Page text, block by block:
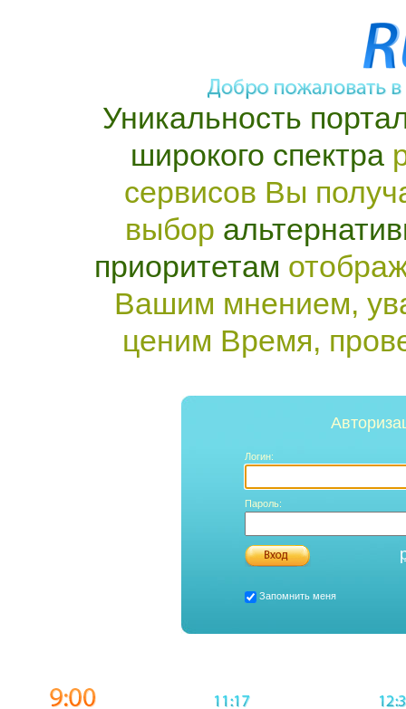
Уникальность
широкого спектра
сервисов Вы
выбор
приоритетам
Вашим мнением,
ценим Время,
Логин:
Пароль:
Запомнить меня